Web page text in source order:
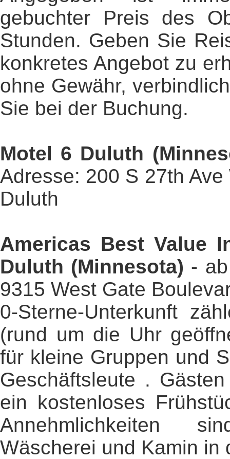
gebuchter Preis des
Stunden. Geben Sie
konkretes Angebot zu
ohne Gewähr,
Sie bei der Buchung.
Motel 6 Duluth
Adresse: 200 S 27th
Duluth
Americas Best Value
Duluth (Minnesota) -
9315 West Gate
0-Sterne-Unterkunft
(rund um die Uhr
für kleine Gruppen und
Geschäftsleute .
ein kostenloses
Annehmlichkeiten
Wäscherei und Kamin in